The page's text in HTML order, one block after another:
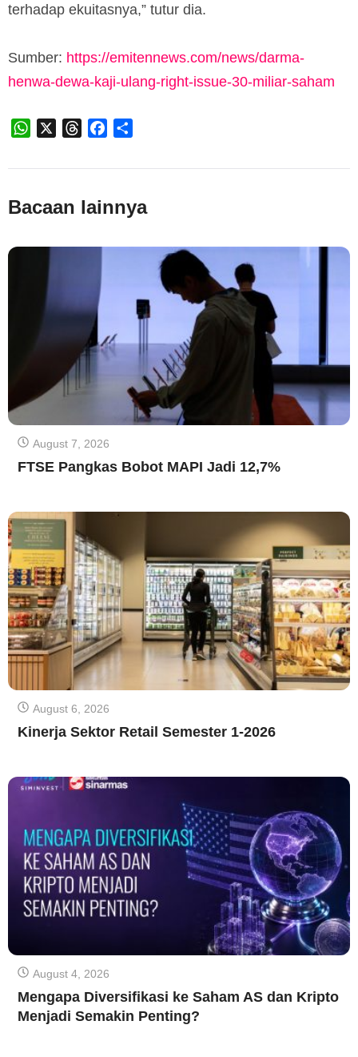
terhadap ekuitasnya,” tutur dia.
Sumber: https://emitennews.com/news/darma-
henwa-dewa-kaji-ulang-right-issue-30-miliar-saham
WhatsApp ThreadsFacebook
Bacaan lainnya
August 7, 2026
FTSE Pangkas Bobot MAPI Jadi 12,7%
August 6, 2026
Kinerja Sektor Retail Semester 1-2026
August 4, 2026
Mengapa Diversifikasi ke Saham AS dan Kripto
Menjadi Semakin Penting?